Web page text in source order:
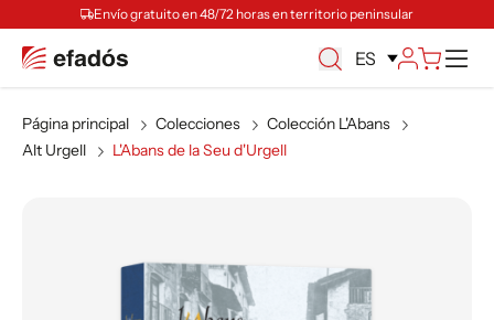
Envío gratuito en 48/72 horas en territorio peninsular
ES
Página principal Colecciones
Colección L'Abans
Alt Urgell
L'Abans de la Seu d'Urgell